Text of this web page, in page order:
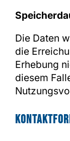
Die Daten
die
Erhebung
diesem